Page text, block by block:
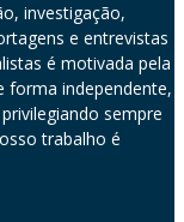
investigação,
e entrevistas
é motivada pela
forma independente,
sempre
trabalho é